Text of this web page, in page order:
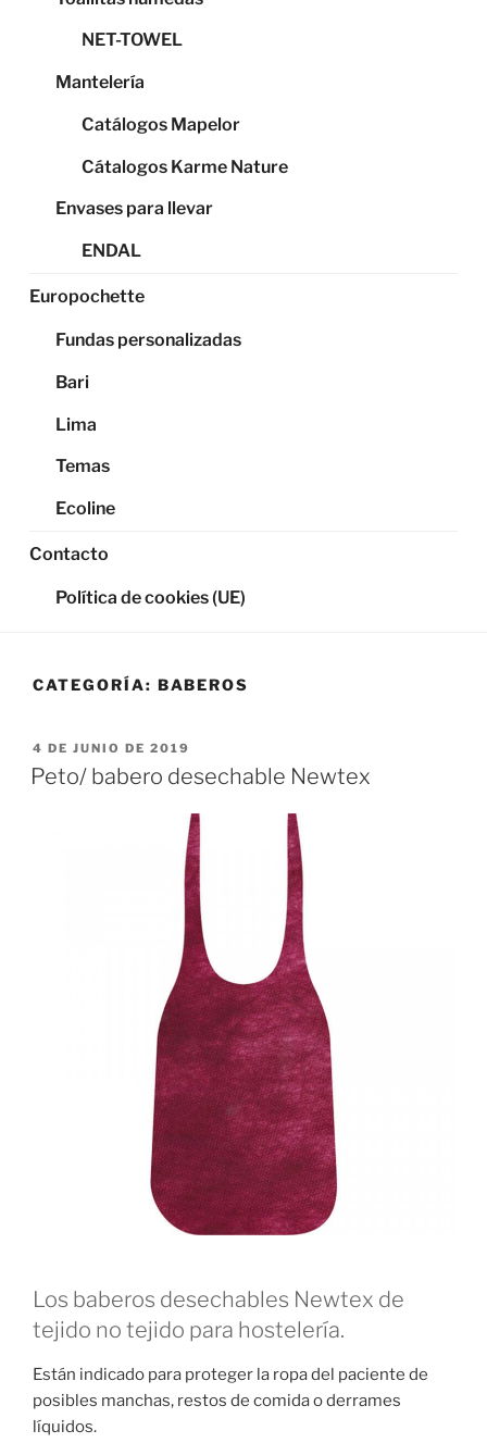
NET-TOWEL
Mantelería
Catálogos Mapelor
Cátalogos Karme Nature
Envases para llevar
ENDAL
Europochette
Fundas personalizadas
Bari
Lima
Temas
Ecoline
Contacto
Política de cookies (UE)
CATEGORÍA: BABEROS
PUBLICADO
EL
4 DE JUNIO DE 2019
Peto/ babero desechable Newtex
Los baberos desechables Newtex de
tejido no tejido para hostelería.
Están indicado para proteger la ropa del paciente de
posibles manchas, restos de comida o derrames
líquidos.